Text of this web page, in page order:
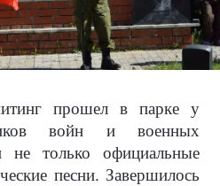
прошел в парке у
войн и военных
не только официальные
песни. Завершилось